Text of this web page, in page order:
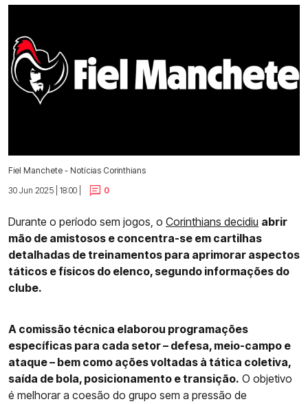
Fiel Manchete - Notícias Corinthians
30 Jun 2025 | 18:00 |
0
Durante o período sem jogos, o Corinthians decidiu abrir
mão de amistosos e concentra-se em cartilhas
detalhadas de treinamentos para aprimorar aspectos
táticos e físicos do elenco, segundo informações do
clube.
A comissão técnica elaborou programações
específicas para cada setor – defesa, meio-campo e
ataque – bem como ações voltadas à tática coletiva,
saída de bola, posicionamento e transição. O objetivo
é melhorar a coesão do grupo sem a pressão de